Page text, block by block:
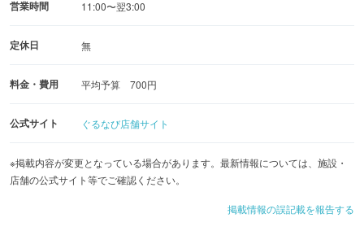
営業時間 11:00〜翌3:00
定休日 無
料金・費用 平均予算 700円
公式サイト ぐるなび店舗サイト
※掲載内容が変更となっている場合があります。最新情報については、施設・
店舗の公式サイト等でご確認ください。
掲載情報の誤記載を報告する